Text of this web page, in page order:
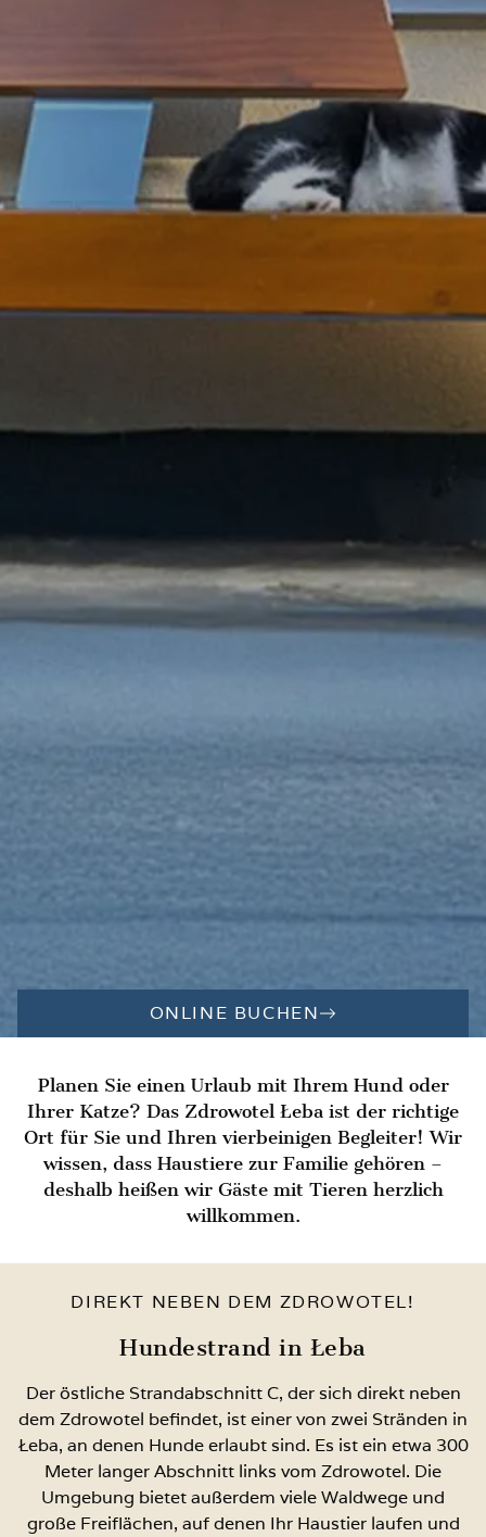
ONLINE BUCHEN
Planen Sie einen Urlaub mit Ihrem Hund oder
Ihrer Katze? Das Zdrowotel Łeba ist der richtige
Ort für Sie und Ihren vierbeinigen Begleiter! Wir
wissen, dass Haustiere zur Familie gehören –
deshalb heißen wir Gäste mit Tieren herzlich
willkommen.
DIREKT NEBEN DEM ZDROWOTEL!
Hundestrand in Łeba
Der östliche Strandabschnitt C, der sich direkt neben
dem Zdrowotel befindet, ist einer von zwei Stränden in
Łeba, an denen Hunde erlaubt sind. Es ist ein etwa 300
Meter langer Abschnitt links vom Zdrowotel. Die
Umgebung bietet außerdem viele Waldwege und
große Freiflächen, auf denen Ihr Haustier laufen und